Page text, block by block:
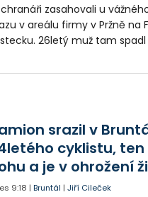
zasahovali u
v areálu firmy v Pržně na
26letý muž tam
ho přepravil do
srazil v
cyklistu, ten
a je v ohrožení
9:18 |Bruntál |Jiří Cileček